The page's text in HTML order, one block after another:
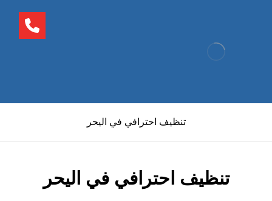
تنظيف احترافي في اليحر
تنظيف احترافي في اليحر